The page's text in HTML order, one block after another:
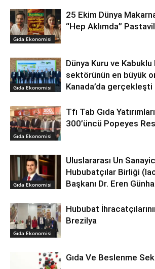
Gıda Ekonomisi
25 Ekim Dünya
“Hep Aklımda”
Gıda Ekonomisi
Dünya Kuru ve Kabuklu
sektörünün en büyük
Kanada’da gerçekleşti
Gıda Ekonomisi
Tfı Tab Gıda
300’üncü Popeyes
Gıda Ekonomisi
Uluslararası Un
Hububatçılar Birliği
Başkanı Dr. Eren
Gıda Ekonomisi
Hububat
Brezilya
Gıda Ve Beslenme